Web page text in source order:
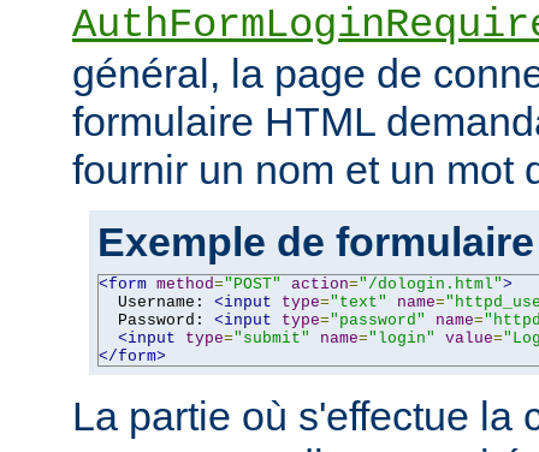
général, la page de
formulaire HTML
fournir un nom et un mot
Exemple de
<form method="POST" action="/dologin.html">
  Username:
<input type="text" name=
  Password:
<input type="password" name=
<input
type="submit" name="login" value=
</form>
La partie où s'effectue la